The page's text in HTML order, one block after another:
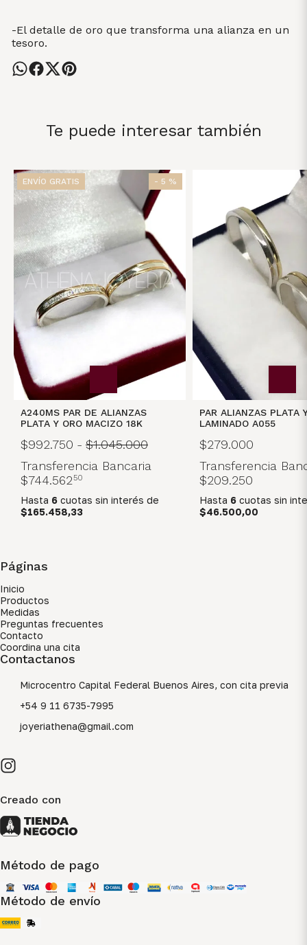
-El detalle de oro que transforma una alianza en un
tesoro.
Te puede interesar también
ENVÍO GRATIS - 5 %
A240MS PAR DE ALIANZAS
PLATA Y ORO MACIZO 18K
$992.750 - $1.045.000
Transferencia Bancaria
$744.56250
Hasta 6 cuotas sin interés de
$165.458,33
PAR ALIANZAS PLATA
LAMINADO A055
$279.000
Transferencia
$209.250
Hasta 6 cuotas sin
$46.500,00
Páginas
Inicio
Productos
Medidas
Preguntas frecuentes
Contacto
Coordina una cita
Contactanos
Microcentro Capital Federal Buenos Aires, con cita previa
+54 9 11 6735-7995
joyeriathena@gmail.com
Creado con
Método de pago
Método de envío